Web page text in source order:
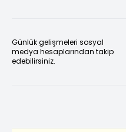
Günlük gelişmeleri sosyal
medya hesaplarından takip
edebilirsiniz.